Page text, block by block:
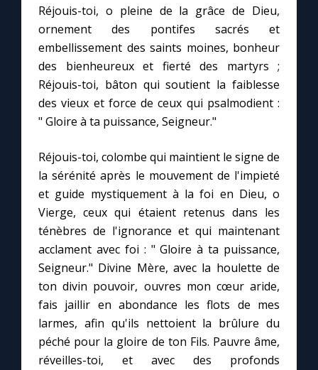
Le magazine
Le site internet
Questions-réponses
Avec Thérèse de Lisieux
L'Évangile chaque jour
Les premiers samedis du mois
Marie qui défait les nœuds
Me consacrer à Jésus par Marie
Réjouis-toi, o pleine de la grâce de Dieu,
ornement des pontifes sacrés et
embellissement des saints moines, bonheur
des bienheureux et fierté des martyrs ;
Réjouis-toi, bâton qui soutient la faiblesse
des vieux et force de ceux qui psalmodient :
" Gloire à ta puissance, Seigneur."
Réjouis-toi, colombe qui maintient le signe de
la sérénité après le mouvement de l'impieté
et guide mystiquement à la foi en Dieu, o
Vierge, ceux qui étaient retenus dans les
ténèbres de l'ignorance et qui maintenant
acclament avec foi : " Gloire à ta puissance,
Seigneur." Divine Mère, avec la houlette de
ton divin pouvoir, ouvres mon cœur aride,
fais jaillir en abondance les flots de mes
larmes, afin qu'ils nettoient la brûlure du
péché pour la gloire de ton Fils. Pauvre âme,
réveilles-toi, et avec des profonds